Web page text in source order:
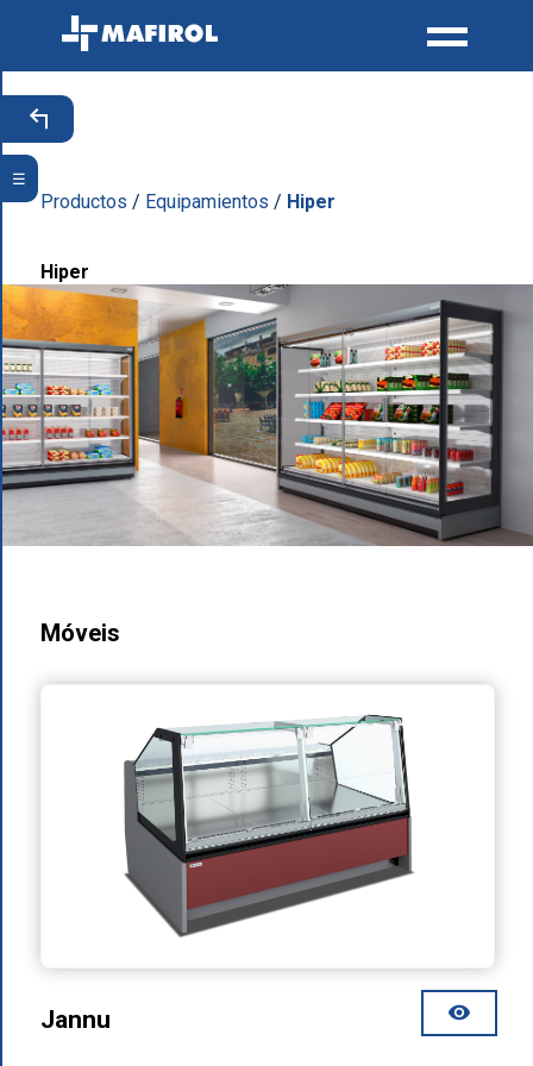
☰
Productos / Equipamientos / Hiper
Hiper
Móveis
Jannu